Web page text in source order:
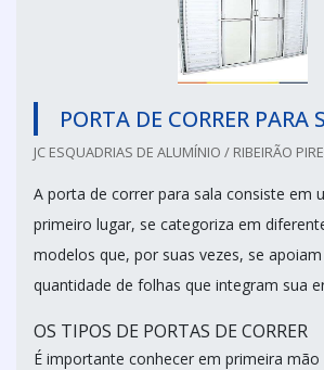
PORTA DE CORRER PARA
JC ESQUADRIAS DE ALUMÍNIO / RIBEIRÃO
A porta de correr para sala consiste em
primeiro lugar, se categoriza em
modelos que, por suas vezes, se
quantidade de folhas que integram sua
OS TIPOS DE PORTAS DE CORRER
É importante conhecer em primeira